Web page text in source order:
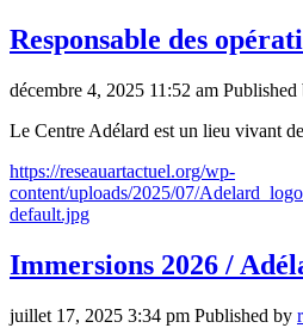
Responsable des
décembre 4, 2025 11:52 am Published
Le Centre Adélard est un lieu vivant
https://reseauartactuel.org/wp-
content/uploads/2025/07/
default.jpg
Immersions 2026 /
juillet 17, 2025 3:34 pm Published by